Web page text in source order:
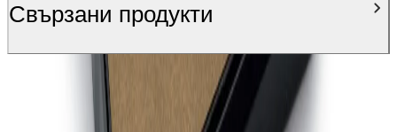
Свързани продукти